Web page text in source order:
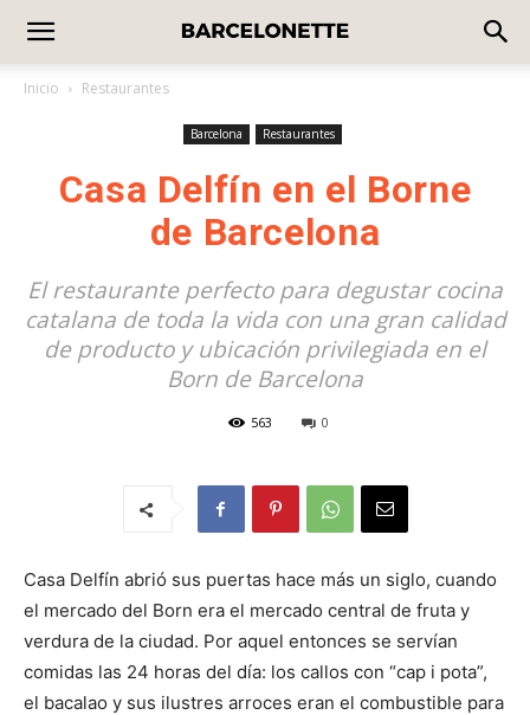
Inicio Restaurantes
Barcelona Restaurantes
Casa Delfín en el Borne
de Barcelona
El restaurante perfecto para degustar cocina
catalana de toda la vida con una gran calidad
de producto y ubicación privilegiada en el
Born de Barcelona
563 0
Casa Delfín abrió sus puertas hace más un siglo, cuando
el mercado del Born era el mercado central de fruta y
verdura de la ciudad. Por aquel entonces se servían
comidas las 24 horas del día: los callos con “cap i pota”,
el bacalao y sus ilustres arroces eran el combustible para